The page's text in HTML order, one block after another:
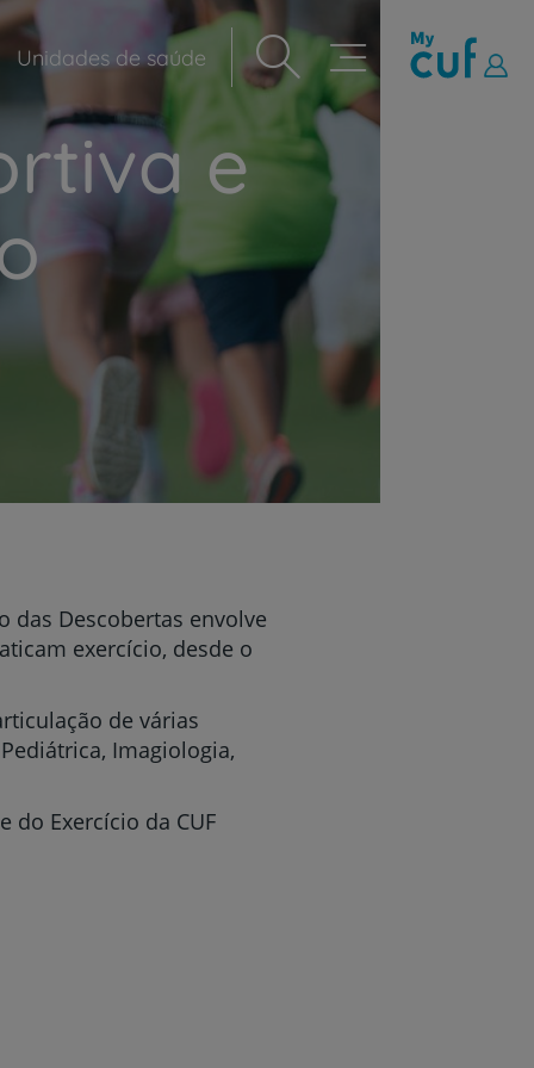
Navegação
principal
Unidades de saúde
e
das Descobertas envolve
exercício, desde o
de várias
Imagiologia,
do Exercício da CUF